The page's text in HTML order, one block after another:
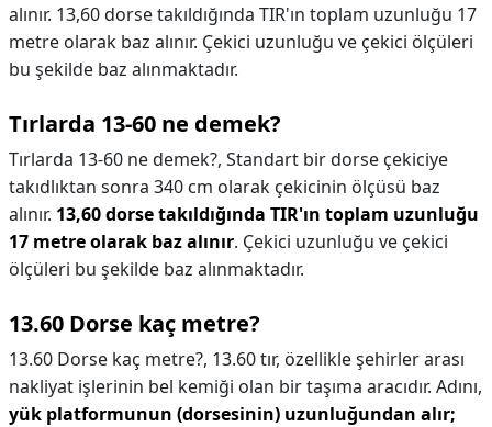
alınır. 13,60 dorse takıldığında TIR'ın toplam uzunluğu 17
metre olarak baz alınır. Çekici uzunluğu ve çekici ölçüleri
bu şekilde baz alınmaktadır.
Tırlarda 13-60 ne demek?
Tırlarda 13-60 ne demek?, Standart bir dorse çekiciye
takıdlıktan sonra 340 cm olarak çekicinin ölçüsü baz
alınır. 13,60 dorse takıldığında TIR'ın toplam uzunluğu
17 metre olarak baz alınır. Çekici uzunluğu ve çekici
ölçüleri bu şekilde baz alınmaktadır.
13.60 Dorse kaç metre?
13.60 Dorse kaç metre?, 13.60 tır, özellikle şehirler arası
nakliyat işlerinin bel kemiği olan bir taşıma aracıdır. Adını,
yük platformunun (dorsesinin) uzunluğundan alır;